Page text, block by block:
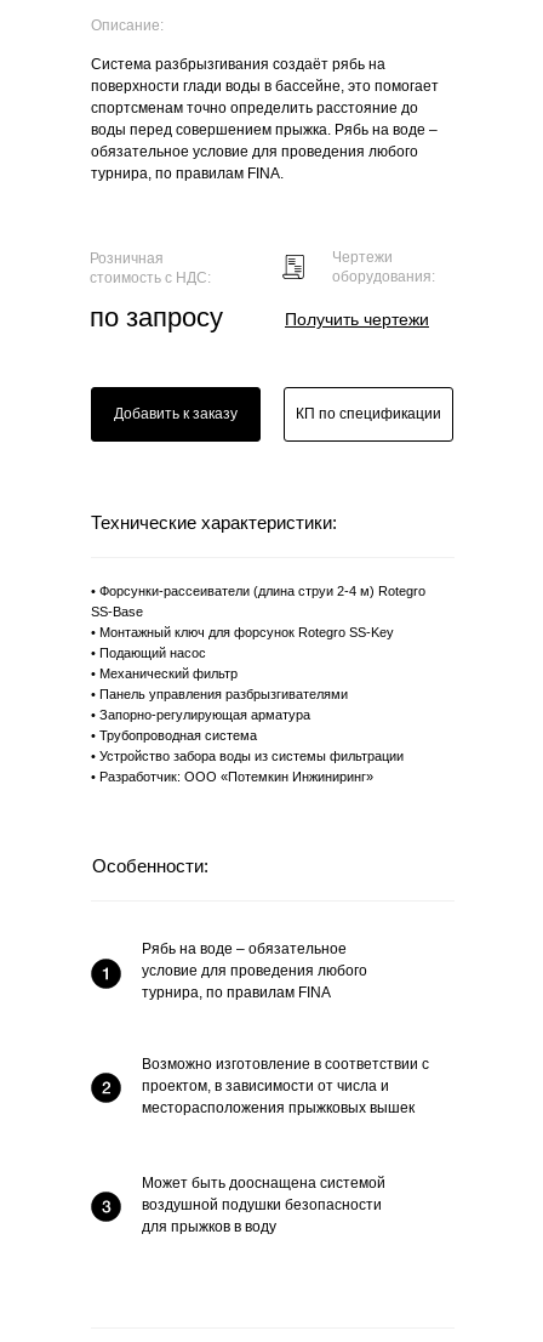
Добавить к заказу
Система разбрызгивания создаёт рябь на
поверхности глади воды в бассейне, это помогает
спортсменам точно определить расстояние до
воды перед совершением прыжка. Рябь на воде –
обязательное условие для проведения любого
турнира, по правилам FINA.
Описание:
по запросу
Розничная
стоимость с НДС:
Технические характеристики:
Особенности:
• Форсунки-рассеиватели (длина струи 2-4 м) Rotegro
SS-Base
• Монтажный ключ для форсунок Rotegro SS-Key
• Подающий насос
• Механический фильтр
• Панель управления разбрызгивателями
• Запорно-регулирующая арматура
• Трубопроводная система
• Устройство забора воды из системы фильтрации
• Разработчик: ООО «Потемкин Инжиниринг»
Рябь на воде – обязательное
условие для проведения любого
турнира, по правилам FINA
Может быть дооснащена системой
воздушной подушки безопасности
для прыжков в воду
Возможно изготовление в соответствии с
проектом, в зависимости от числа и
месторасположения прыжковых вышек
Получить чертежи
Чертежи
оборудования:
КП по спецификации